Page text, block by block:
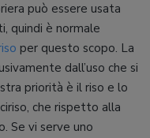
può essere usata
quindi è normale
per questo scopo. La
dall’uso che si
priorità è il riso e lo
che rispetto alla
Se vi serve uno